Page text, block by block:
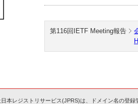
第116回IETF Meeting報告
本レジストリサービス(JPRS)は、ドメイン名の登録